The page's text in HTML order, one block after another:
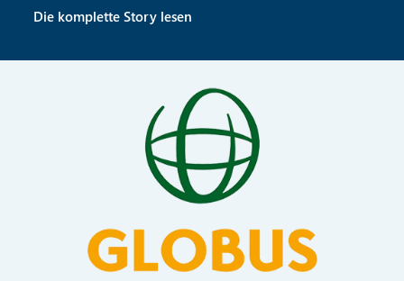
Die komplette Story lesen